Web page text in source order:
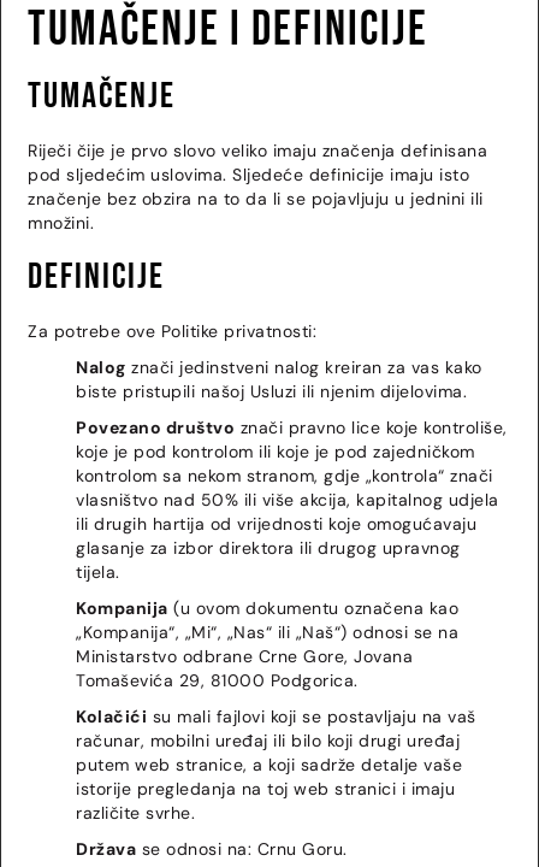
Tumačenje i definicije
Tumačenje
Riječi čije je prvo slovo veliko imaju značenja definisana
pod sljedećim uslovima. Sljedeće definicije imaju isto
značenje bez obzira na to da li se pojavljuju u jednini ili
množini.
Definicije
Za potrebe ove Politike privatnosti:
Nalog znači jedinstveni nalog kreiran za vas kako
biste pristupili našoj Usluzi ili njenim dijelovima.
Povezano društvo znači pravno lice koje kontroliše,
koje je pod kontrolom ili koje je pod zajedničkom
kontrolom sa nekom stranom, gdje „kontrola“ znači
vlasništvo nad 50% ili više akcija, kapitalnog udjela
ili drugih hartija od vrijednosti koje omogućavaju
glasanje za izbor direktora ili drugog upravnog
tijela.
Kompanija (u ovom dokumentu označena kao
„Kompanija“, „Mi“, „Nas“ ili „Naš“) odnosi se na
Ministarstvo odbrane Crne Gore, Jovana
Tomaševića 29, 81000 Podgorica.
Kolačići su mali fajlovi koji se postavljaju na vaš
računar, mobilni uređaj ili bilo koji drugi uređaj
putem web stranice, a koji sadrže detalje vaše
istorije pregledanja na toj web stranici i imaju
različite svrhe.
Država se odnosi na: Crnu Goru.